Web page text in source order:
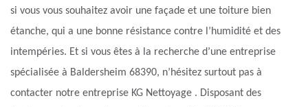
si vous vous souhaitez avoir une façade et une toiture bien
étanche, qui a une bonne résistance contre l’humidité et des
intempéries. Et si vous êtes à la recherche d’une entreprise
spécialisée à Baldersheim 68390, n’hésitez surtout pas à
contacter notre entreprise KG Nettoyage . Disposant des